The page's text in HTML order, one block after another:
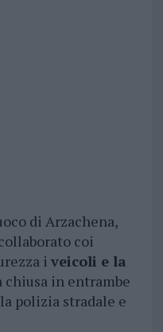
di Arzachena,
coi
i veicoli e la
chiusa in entrambe
polizia stradale e